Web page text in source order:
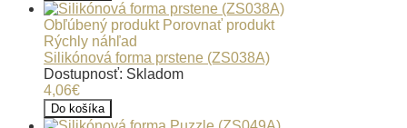
Obľúbený produkt Porovnať produkt
Rýchly náhľad
Silikónová forma prstene (ZS038A)
Dostupnosť: Skladom
4,06€
Do košíka